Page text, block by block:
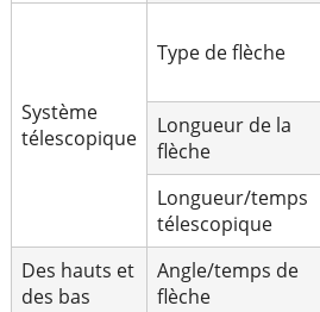
Système
télescopique
Type de flèche
Longueur de la
flèche
Longueur/temps
télescopique
Des hauts et
des bas
Angle/temps de
flèche